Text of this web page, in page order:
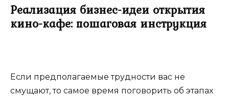
Реализация бизнес-идеи открытия
кино-кафе: пошаговая инструкция
Если предполагаемые трудности вас не
смущают, то самое время поговорить об этапах